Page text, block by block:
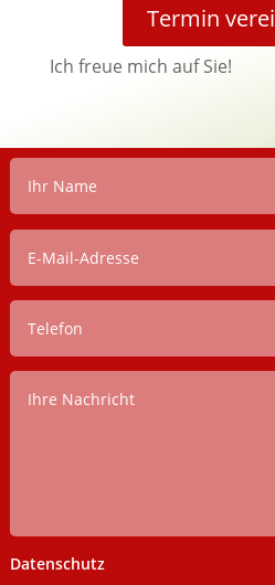
Termin
Ich freue mich auf Sie!
Datenschutz